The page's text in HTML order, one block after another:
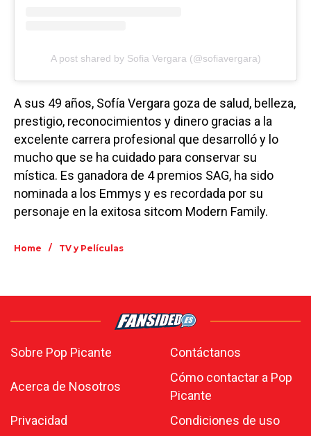
A post shared by Sofia Vergara (@sofiavergara)
A sus 49 años, Sofía Vergara goza de salud, belleza,
prestigio, reconocimientos y dinero gracias a la
excelente carrera profesional que desarrolló y lo
mucho que se ha cuidado para conservar su
mística. Es ganadora de 4 premios SAG, ha sido
nominada a los Emmys y es recordada por su
personaje en la exitosa sitcom Modern Family.
Home / TV y Películas
Sobre Pop Picante Contáctanos
Acerca de Nosotros
Cómo contactar a Pop
Picante
Privacidad
Condiciones de uso